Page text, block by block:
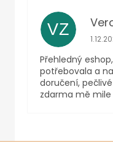
VZ
Přehledný
potřebovala a
doručení,
zdarma mě mile